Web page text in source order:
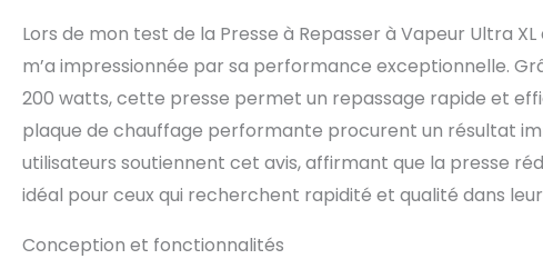
température variable.
sécurité automatique
alarme sonore.
15 minutes avec une
ergonomique
puissants. Réservoir
séchage. La plaque
automatique ou
Lors de mon test de la Presse à Repasser à Vapeur Ultra
m’a impressionnée par sa performance exceptionnelle.
200 watts, cette presse permet un repassage rapide et
plaque de chauffage performante procurent un résultat
utilisateurs soutiennent cet avis, affirmant que la presse
idéal pour ceux qui recherchent rapidité et qualité dans
Conception et fonctionnalités